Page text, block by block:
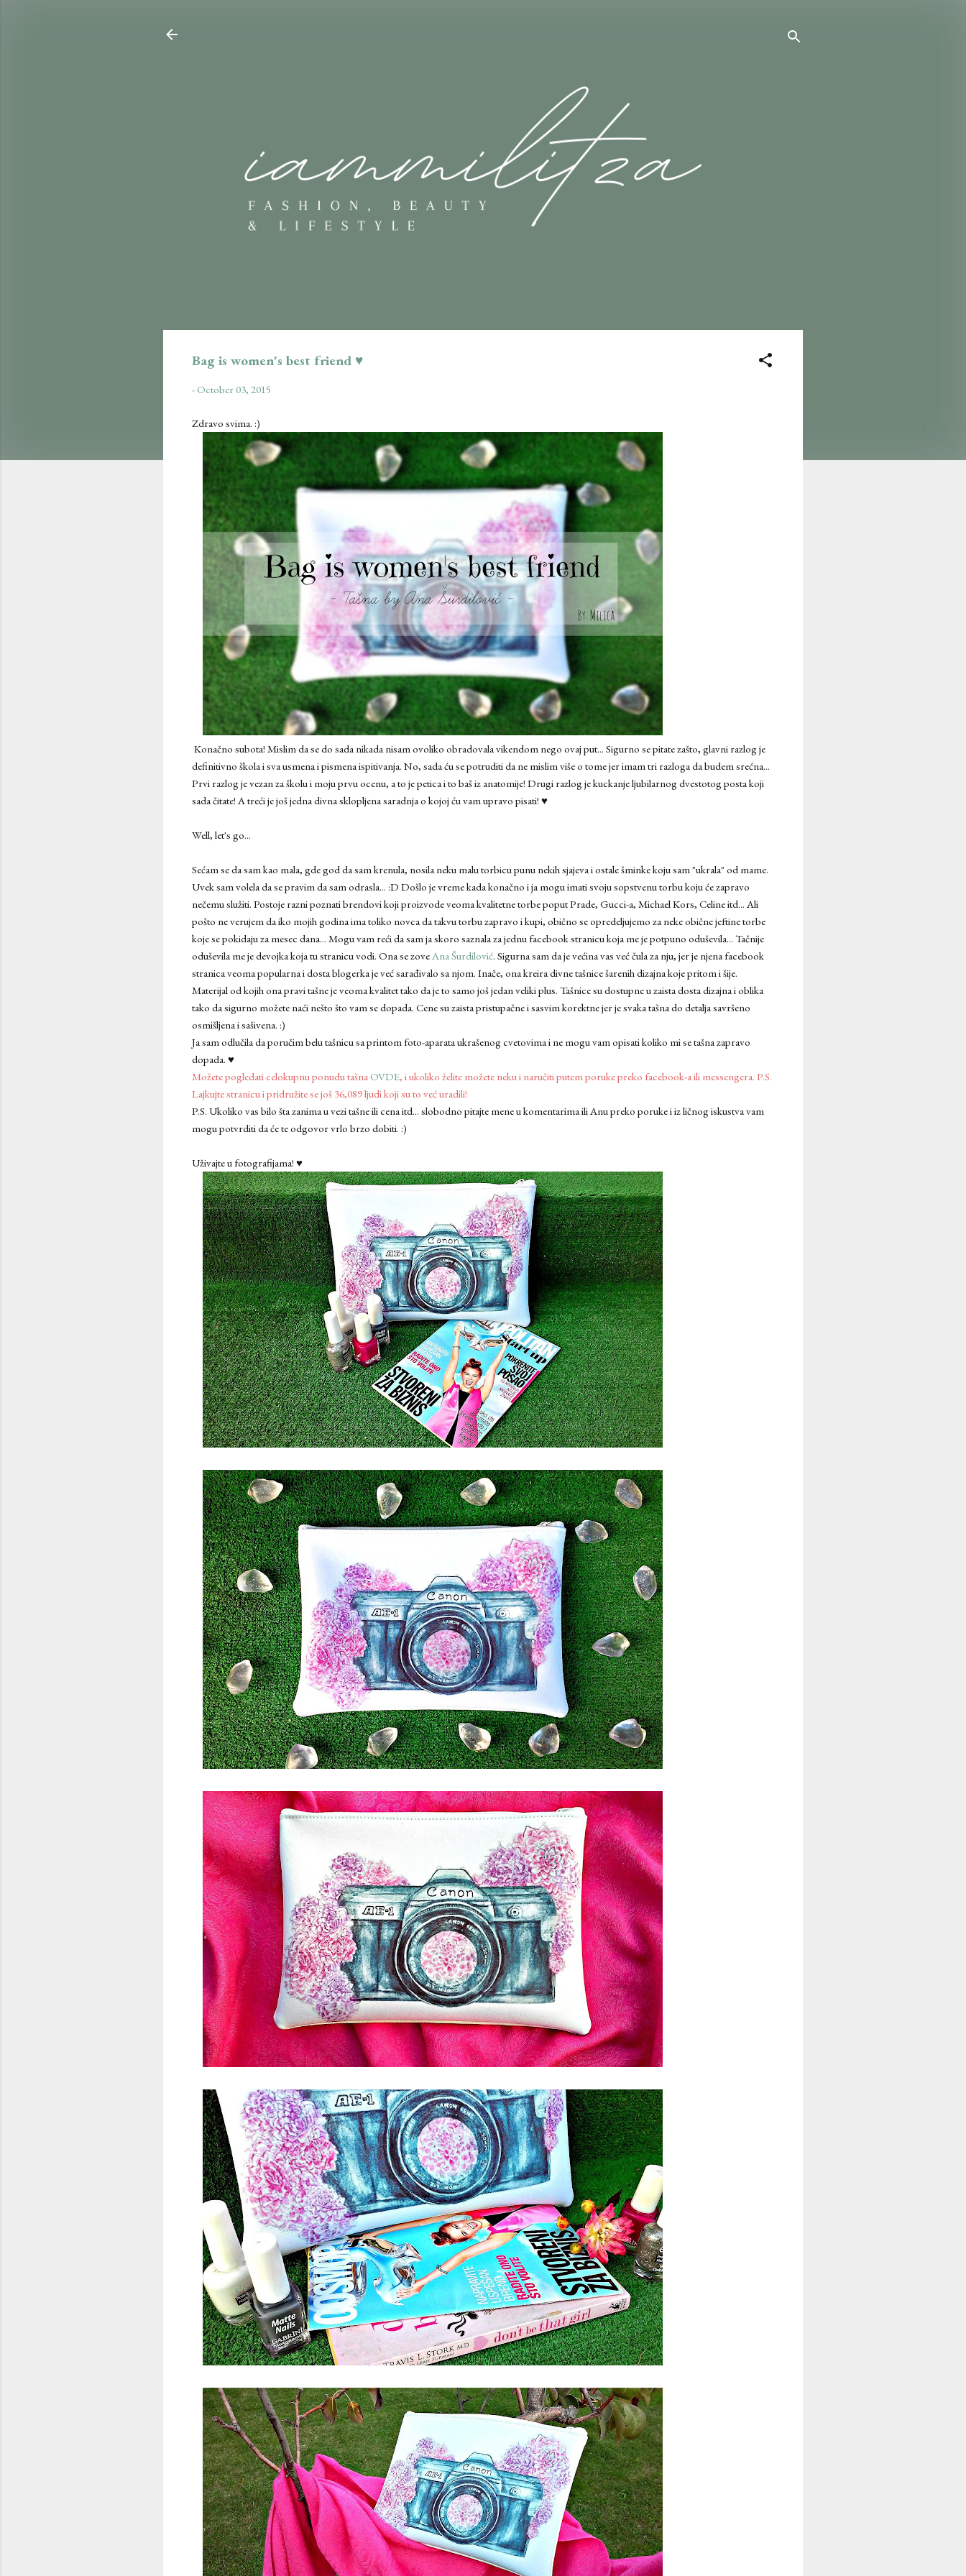
Bag is women's best friend ♥
-October 03, 2015
Zdravo svima. :)
Konačno subota! Mislim da se do sada nikada nisam ovoliko obradovala vikendom nego ovaj put... Sigurno se pitate zašto, glavni razlog je
definitivno škola i sva usmena i pismena ispitivanja. No, sada ću se potruditi da ne mislim više o tome jer imam tri razloga da budem srećna...
Prvi razlog je vezan za školu i moju prvu ocenu, a to je petica i to baš iz anatomije! Drugi razlog je kuckanje ljubilarnog dvestotog posta koji
sada čitate! A treći je još jedna divna sklopljena saradnja o kojoj ću vam upravo pisati! ♥
Well, let's go...
Sećam se da sam kao mala, gde god da sam krenula, nosila neku malu torbicu punu nekih sjajeva i ostale šminke koju sam "ukrala" od mame.
Uvek sam volela da se pravim da sam odrasla... :D Došlo je vreme kada konačno i ja mogu imati svoju sopstvenu torbu koju će zapravo
nečemu služiti. Postoje razni poznati brendovi koji proizvode veoma kvalitetne torbe poput Prade, Gucci-a, Michael Kors, Celine itd... Ali
pošto ne verujem da iko mojih godina ima toliko novca da takvu torbu zapravo i kupi, obično se opredeljujemo za neke obične jeftine torbe
koje se pokidaju za mesec dana... Mogu vam reći da sam ja skoro saznala za jednu facebook stranicu koja me je potpuno oduševila... Tačnije
oduševila me je devojka koja tu stranicu vodi. Ona se zove Ana Šurdilović. Sigurna sam da je većina vas već čula za nju, jer je njena facebook
stranica veoma popularna i dosta blogerka je već sarađivalo sa njom. Inače, ona kreira divne tašnice šarenih dizajna koje pritom i šije.
Materijal od kojih ona pravi tašne je veoma kvalitet tako da je to samo još jedan veliki plus. Tašnice su dostupne u zaista dosta dizajna i oblika
tako da sigurno možete naći nešto što vam se dopada. Cene su zaista pristupačne i sasvim korektne jer je svaka tašna do detalja savršeno
osmišljena i sašivena. :)
Ja sam odlučila da poručim belu tašnicu sa printom foto-aparata ukrašenog cvetovima i ne mogu vam opisati koliko mi se tašna zapravo
dopada. ♥
Možete pogledati celokupnu ponudu tašna OVDE, i ukoliko želite možete neku i naručiti putem poruke preko facebook-a ili messengera. P.S.
Lajkujte stranicu i pridružite se još 36,089 ljudi koji su to već uradili!
P.S. Ukoliko vas bilo šta zanima u vezi tašne ili cena itd... slobodno pitajte mene u komentarima ili Anu preko poruke i iz ličnog iskustva vam
mogu potvrditi da će te odgovor vrlo brzo dobiti. :)
Uživajte u fotografijama! ♥